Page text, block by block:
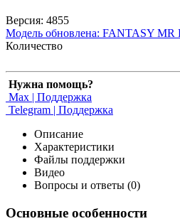
Версия: 4855
Модель обновлена: FANTASY MR
Количество
Нужна помощь?
Max | Поддержка
Telegram | Поддержка
Описание
Характеристики
Файлы поддержки
Видео
Вопросы и ответы (0)
Основные особенности